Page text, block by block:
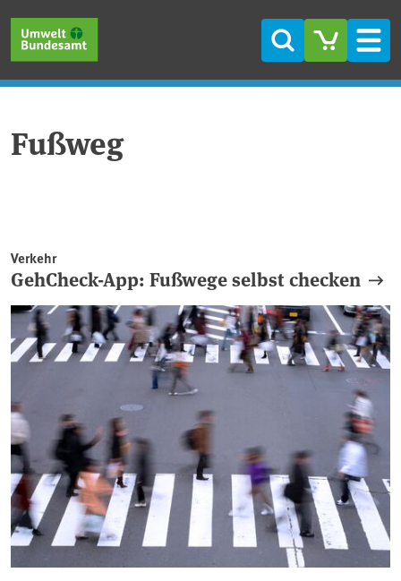
Suche
Fußweg
Verkehr
GehCheck-App: Fußwege selbst checken